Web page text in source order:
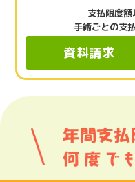
支払限度額
手術ごとの支
資料請求